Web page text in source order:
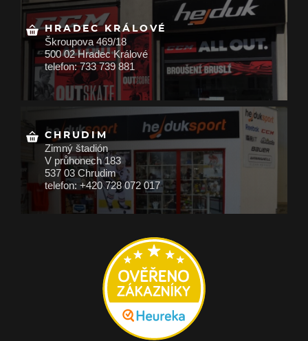
HRADEC KRÁLOVÉ
Škroupova 469/18
500 02 Hradec Králové
telefon: 733 739 881
CHRUDIM
Zimný štadión
V průhonech 183
537 03 Chrudim
telefon: +420 728 072 017